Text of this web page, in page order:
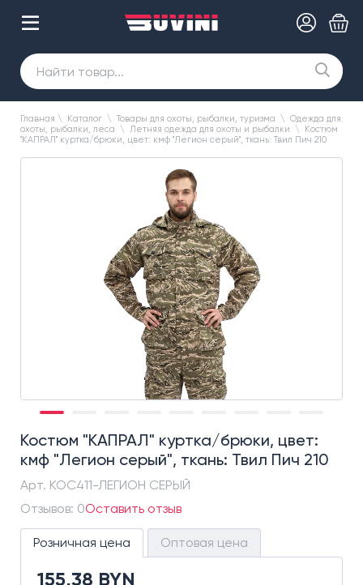
Главная \ Каталог \ Товары для охоты, рыбалки, туризма \ Одежда для
охоты, рыбалки, леса
\ Летняя одежда для охоты и рыбалки \
Костюм
"КАПРАЛ" куртка/брюки, цвет: кмф "Легион серый", ткань: Твил Пич 210
Костюм "КАПРАЛ" куртка/брюки, цвет:
кмф "Легион серый", ткань: Твил Пич 210
Арт. КОС411-ЛЕГИОН СЕРЫЙ
Отзывов: 0Оставить отзыв
Розничная цена Оптовая цена
155,38 BYN